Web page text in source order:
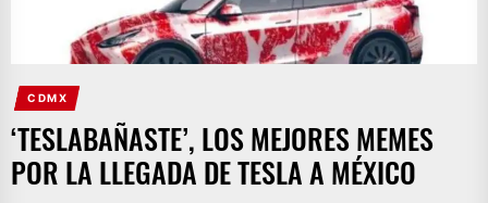
CDMX
‘TESLABAÑASTE’, LOS MEJORES MEMES
POR LA LLEGADA DE TESLA A MÉXICO